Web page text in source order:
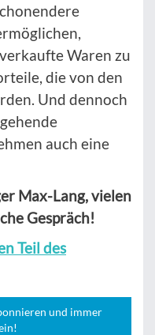
Waren zu
die von den
Und dennoch
auch eine
Max-Lang, vielen
Gespräch!
Teil des
und immer